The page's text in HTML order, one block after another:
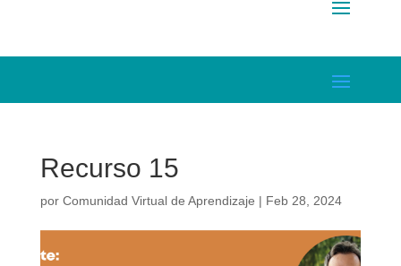
Recurso 15
por Comunidad Virtual de Aprendizaje | Feb 28, 2024